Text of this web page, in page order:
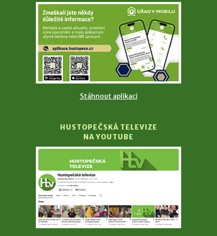
Stáhnout aplikaci
HUSTOPEČSKÁ TELEVIZE
NA YOUTUBE